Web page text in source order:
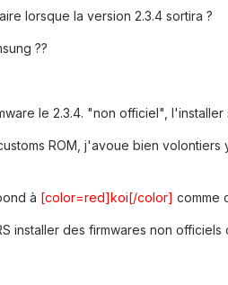
lorsque la version 2.3.4 sortira ?
??
le 2.3.4. "non officiel",
ROM, j'avoue bien
à [color=red]koi[/color] comme
installer des firmwares non officiels